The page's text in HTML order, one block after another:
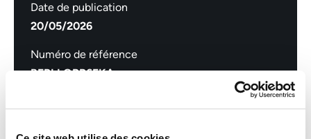
Date de publication
20/05/2026
Numéro de référence
BFPLLOPR6EKA